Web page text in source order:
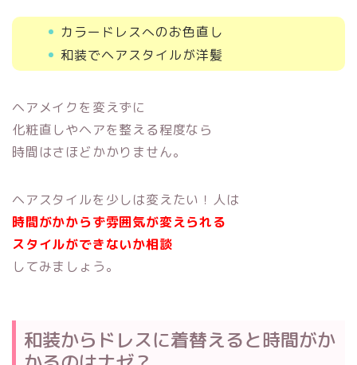
カラードレスへのお色直し
和装でヘアスタイルが洋髪
ヘアメイクを変えずに
化粧直しやヘアを整える程度なら
時間はさほどかかりません。
ヘアスタイルを少しは変えたい！人は
時間がかからず雰囲気が変えられる
スタイルができないか相談
してみましょう。
和装からドレスに着替えると時間がか